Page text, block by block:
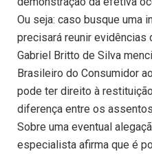
Ou seja: caso busque uma
precisará reunir evidências
Gabriel Britto de Silva
Brasileiro do Consumidor
pode ter direito à
diferença entre os
Sobre uma eventual
especialista afirma que é